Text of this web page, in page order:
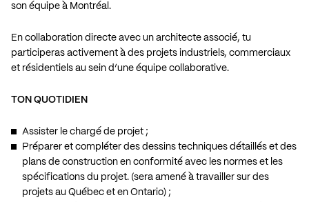
son équipe à Montréal.
En collaboration directe avec un architecte associé, tu
participeras activement à des projets industriels, commerciaux
et résidentiels au sein d’une équipe collaborative.
TON QUOTIDIEN
Assister le chargé de projet ;
Préparer et compléter des dessins techniques détaillés et des
plans de construction en conformité avec les normes et les
spécifications du projet. (sera amené à travailler sur des
projets au Québec et en Ontario) ;